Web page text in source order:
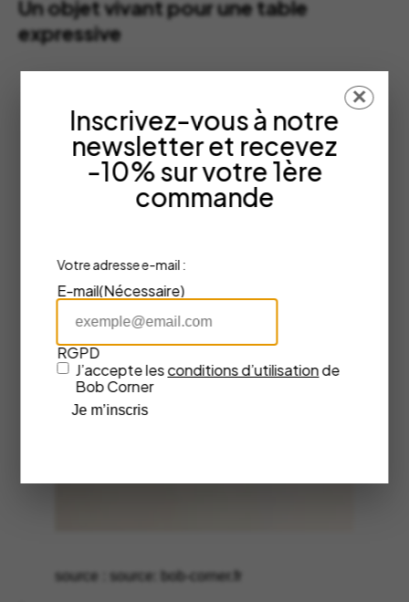
Un objet vivant pour une table
expressive
source : source: bob-corner.fr
Inscrivez-vous à notre
newsletter et recevez
-10% sur votre 1ère
commande
Votre adresse e-mail :
E-mail(Nécessaire)
RGPD
J’accepte lesconditions d’utilisationde
Bob Corner
Je m’inscris
✕